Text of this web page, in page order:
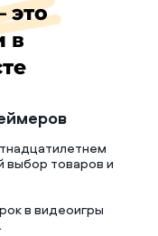
это
в
товаров и
в видеоигры